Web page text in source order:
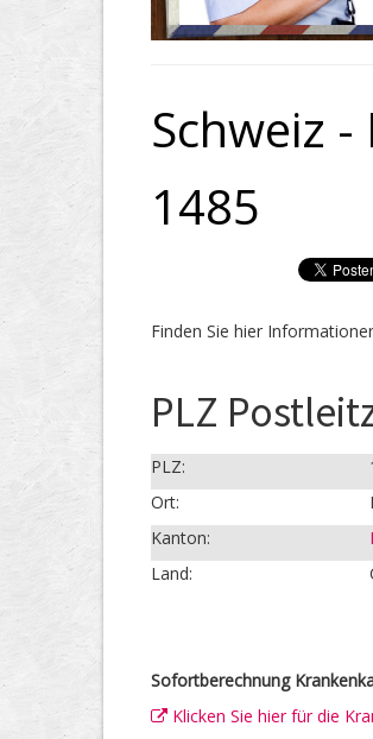
Schweiz
1485
Finden Sie hier
PLZ
PLZ:
Ort:
Kanton:
Land:
Sofortberechnung
Klicken Sie hier für die